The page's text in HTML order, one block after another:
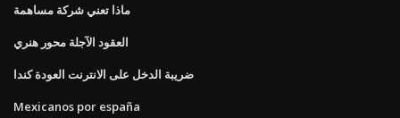
ماذا تعني شركة مساهمة
العقود الآجلة محور هنري
ضريبة الدخل على الانترنت العودة كندا
Mexicanos por españa